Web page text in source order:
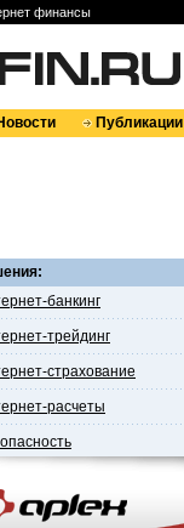
финансы
Публикации
банкинг
трейдинг
страхование
расчеты